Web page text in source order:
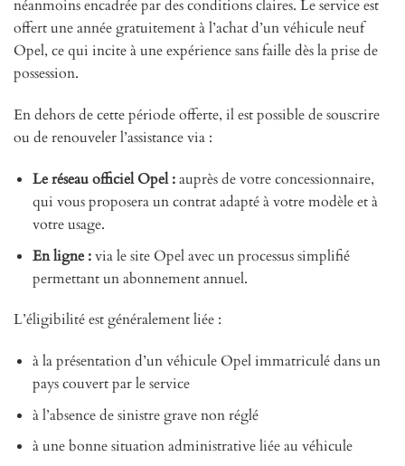
néanmoins encadrée par des conditions claires. Le service est
offert une année gratuitement à l’achat d’un véhicule neuf
Opel, ce qui incite à une expérience sans faille dès la prise de
possession.
En dehors de cette période offerte, il est possible de souscrire
ou de renouveler l’assistance via :
Le réseau officiel Opel :auprès de votre concessionnaire,
qui vous proposera un contrat adapté à votre modèle et à
votre usage.
En ligne :via le site Opel avec un processus simplifié
permettant un abonnement annuel.
L’éligibilité est généralement liée :
à la présentation d’un véhicule Opel immatriculé dans un
pays couvert par le service
à l’absence de sinistre grave non réglé
à une bonne situation administrative liée au véhicule